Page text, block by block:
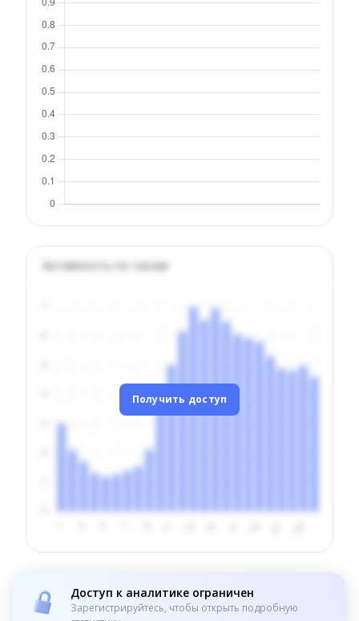
Активность по часам
Получить доступ
Доступ к аналитике ограничен
Зарегистрируйтесь, чтобы открыть подробную